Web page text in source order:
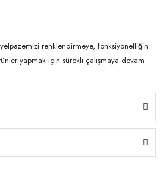
yelpazemizi renklendirmeye, fonksiyonelliğin
yapmak için sürekli çalışmaya devam